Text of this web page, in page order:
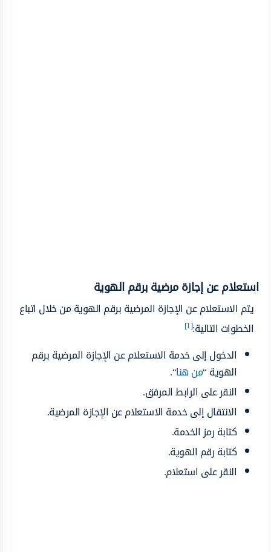
استعلام عن إجازة مرضية برقم الهوية
يتم الاستعلام عن الإجازة المرضية برقم الهوية من خلال اتباع
الخطوات التالية:[1]
الدخول إلى خدمة الاستعلام عن الإجازة المرضية برقم
الهوية “من هنا“.
النقر على الرابط المرفق.
الانتقال إلى خدمة الاستعلام عن الإجازة المرضية.
كتابة رمز الخدمة.
كتابة رقم الهوية.
النقر على استعلام.